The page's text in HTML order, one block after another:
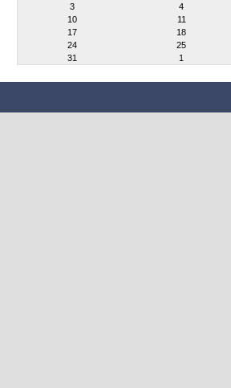
3
4
10
11
17
18
24
25
31
1